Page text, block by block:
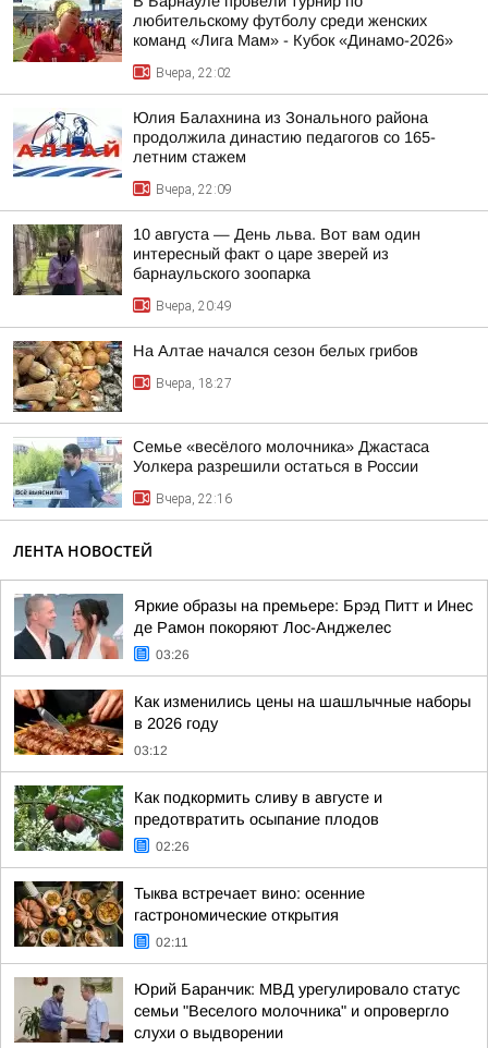
любительскому футболу среди женских
команд «Лига Мам» - Кубок «Динамо-2026»
Вчера, 22:02
Юлия Балахнина из Зонального района
продолжила династию педагогов со 165-
летним стажем
Вчера, 22:09
10 августа — День льва. Вот вам один
интересный факт о царе зверей из
барнаульского зоопарка
Вчера, 20:49
На Алтае начался сезон белых грибов
Вчера, 18:27
Семье «весёлого молочника» Джастаса
Уолкера разрешили остаться в России
Вчера, 22:16
ЛЕНТА НОВОСТЕЙ
Яркие образы на премьере: Брэд Питт и Инес
де Рамон покоряют Лос-Анджелес
03:26
Как изменились цены на шашлычные наборы
в 2026 году
03:12
Как подкормить сливу в августе и
предотвратить осыпание плодов
02:26
Тыква встречает вино: осенние
гастрономические открытия
02:11
Юрий Баранчик: МВД урегулировало статус
семьи "Веселого молочника" и опровергло
слухи о выдворении